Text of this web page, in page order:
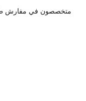
متخصصون في مفارش